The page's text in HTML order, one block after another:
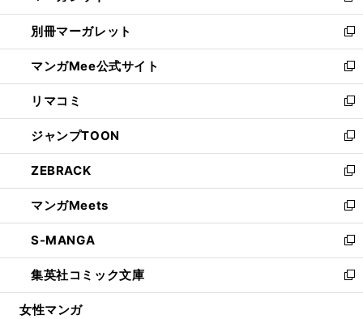
開
く
ウ
で
開
く
ウ
ィ
ン
ド
ウ
で
開
く
し
い
ウ
ィ
ン
ド
ウ
で
開
く
別冊マーガレット
新
し
い
ウ
ィ
ン
ド
ウ
で
開
く
マンガMee公式サイト
新
し
い
ウ
ィ
ン
ド
ウ
で
開
く
リマコミ
新
し
い
ウ
ィ
ン
ド
ウ
で
開
く
ジャンプTOON
新
し
い
ウ
ィ
ン
ド
ウ
で
開
ZEBRACK
新
し
い
ウ
ィ
ン
ド
ウ
マンガMeets
新
し
い
ウ
ィ
ン
S-MANGA
新
し
い
ウ
集英社コミック文庫
新
し
女性マンガ